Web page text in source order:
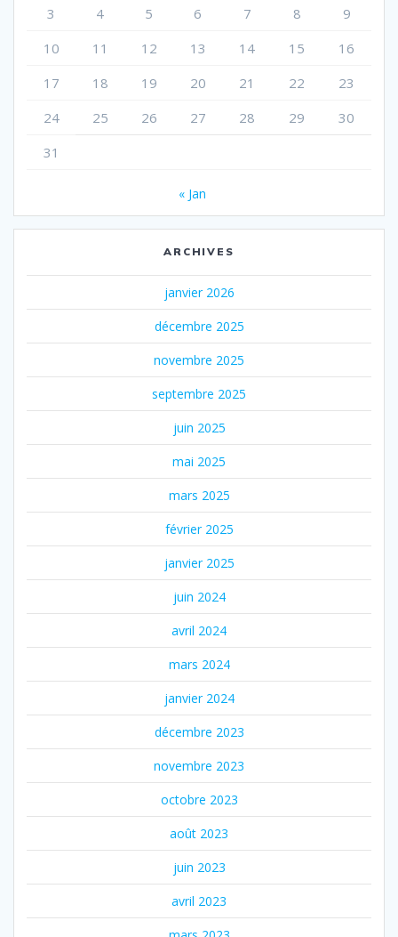
3 4 5 6 7 8
9
10
11 12 13 14 15
16
17
18 19 20 21 22
23
24
25 26 27 28 29
30
31
« Jan
ARCHIVES
janvier 2026
décembre 2025
novembre 2025
septembre 2025
juin 2025
mai 2025
mars 2025
février 2025
janvier 2025
juin 2024
avril 2024
mars 2024
janvier 2024
décembre 2023
novembre 2023
octobre 2023
août 2023
juin 2023
avril 2023